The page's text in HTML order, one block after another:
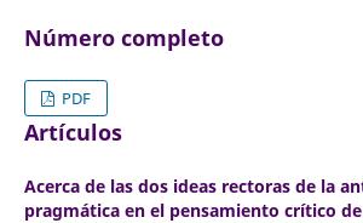
Número completo
PDF
Artículos
Acerca de las dos ideas rectoras de la
pragmática en el pensamiento crítico